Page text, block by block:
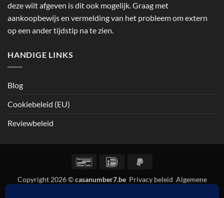
deze wilt afgeven is dit ook mogelijk. Graag met
aankoopbewijs en vermelding van het probleem om extern
op een ander tijdstip na te zien.
HANDIGE LINKS
Blog
Cookiebeleid (EU)
Reviewbeleid
BancontactIDeal
Copyright 2026 ©casanumber7.be Privacy beleid Algemene